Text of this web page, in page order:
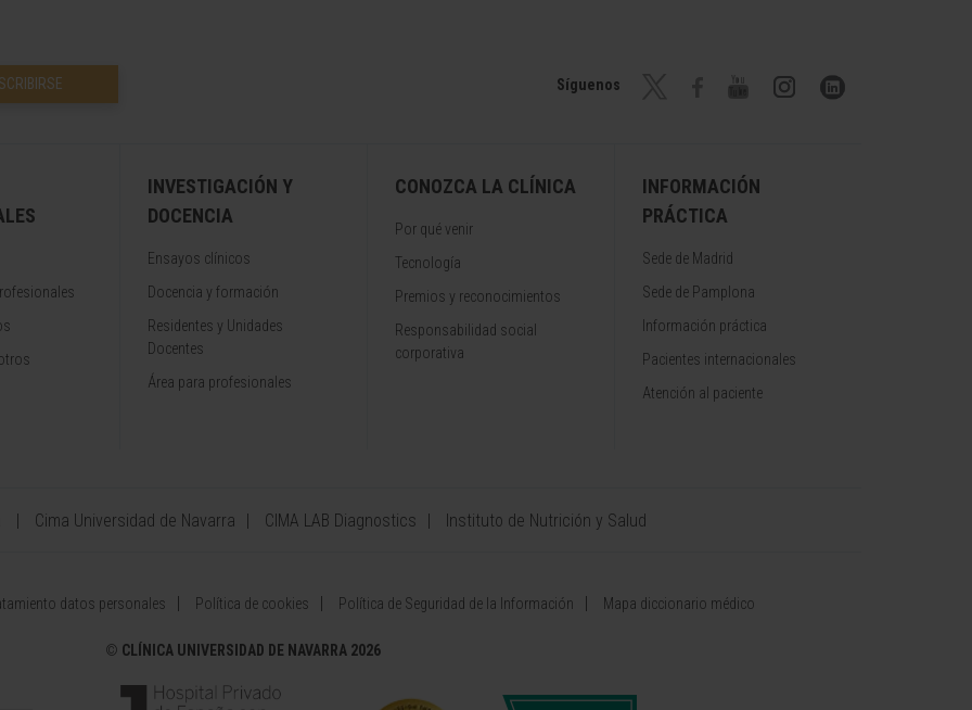
Síguenos
INVESTIGACIÓN Y
DOCENCIA
Ensayos clínicos
Docencia y formación
Residentes y Unidades
Docentes
Área para profesionales
CONOZCA LA CLÍNICA
Por qué venir
Tecnología
Premios y reconocimientos
Responsabilidad social
corporativa
INFORMACIÓN
PRÁCTICA
Sede de Madrid
Sede de Pamplona
Información práctica
Pacientes internacionales
Atención al paciente
Cima Universidad de Navarra CIMA LAB Diagnostics Instituto de Nutrición y Salud
datos personales Política de cookies Política de Seguridad de la Información Mapa diccionario médico
© CLÍNICA UNIVERSIDAD DE NAVARRA 2026